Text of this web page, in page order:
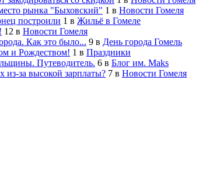
рынка "Быховский" 1 в Новости Гомеля
построили 1 в Жильё в Гомеле
12 в Новости Гомеля
Как это было... 9 в День города Гомель
и Рождеством! 1 в Праздники
Путеводитель. 6 в Блог им. Maks
за высокой зарплаты? 7 в Новости Гомеля